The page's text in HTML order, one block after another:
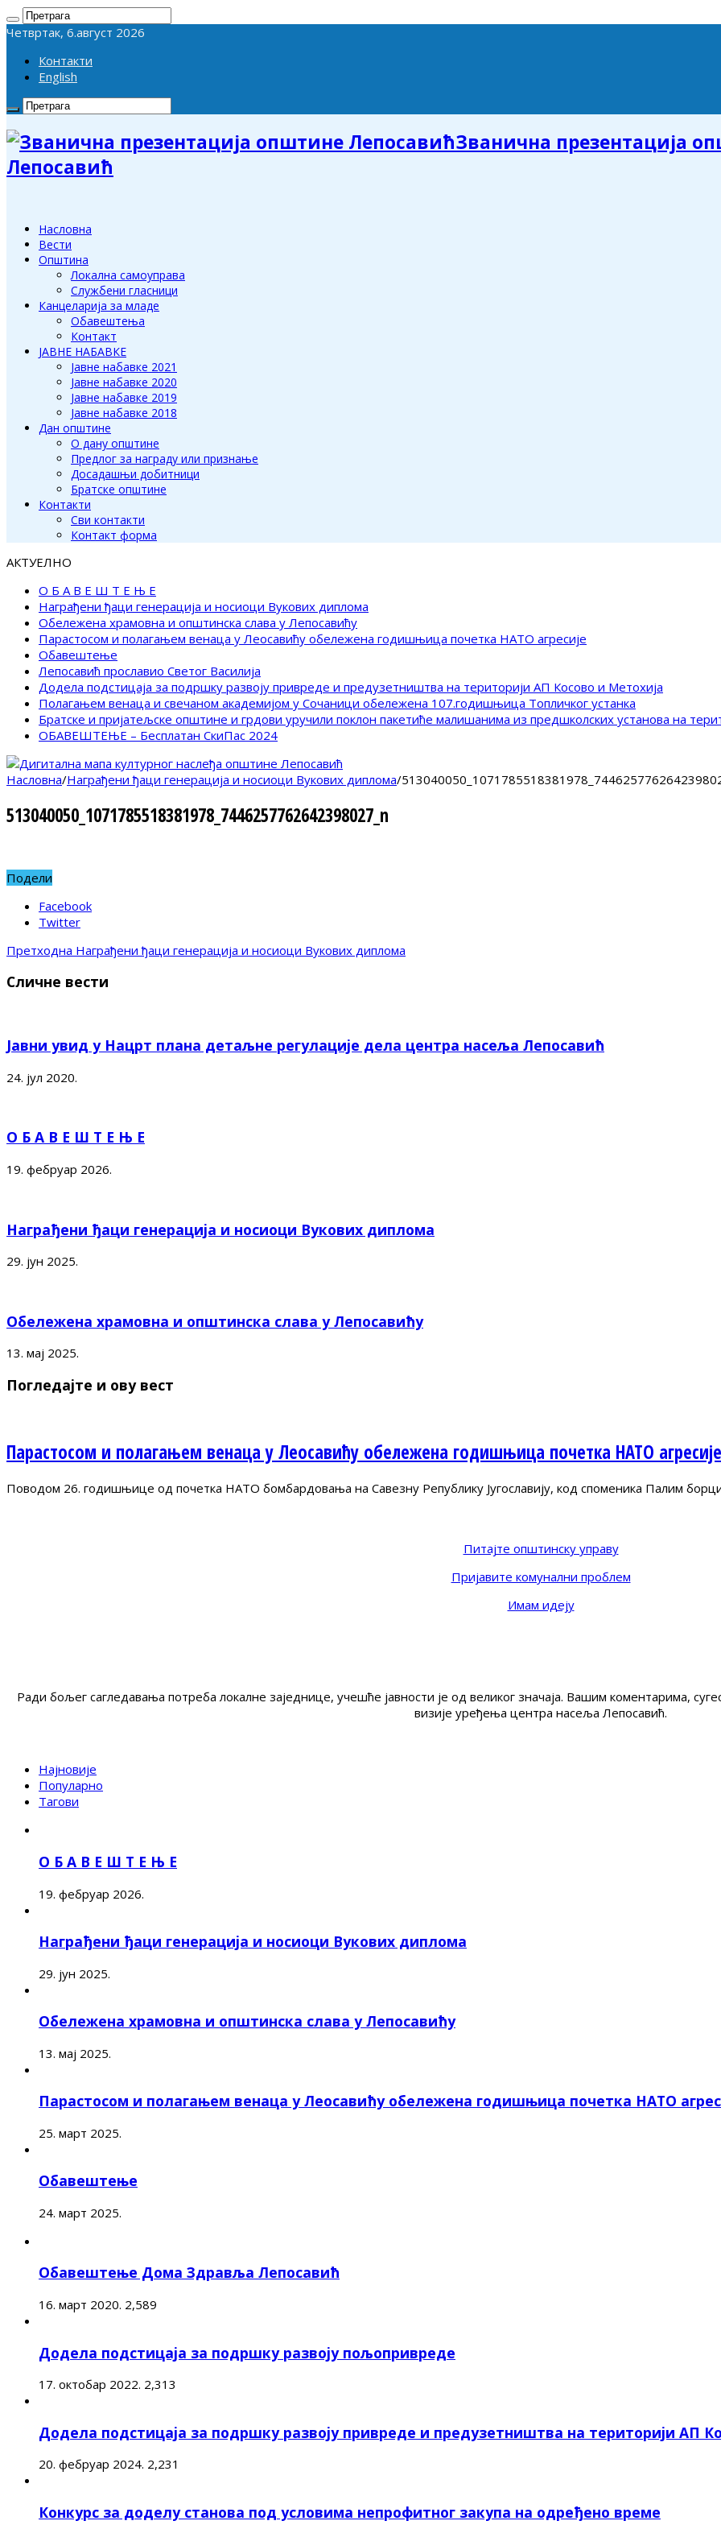
Четвртак, 6.август 2026
Контакти
English
Званична презентација
Лепосавић
Насловна
Вести
Општина
Локална самоуправа
Службени гласници
Канцеларија за младе
Обавештења
Контакт
ЈАВНЕ НАБАВКЕ
Јавне набавке 2021
Јавне набавке 2020
Јавне набавке 2019
Јавне набавке 2018
Дан општине
О дану општине
Предлог за награду или признање
Досадашњи добитници
Братске општине
Контакти
Сви контакти
Контакт форма
АКТУЕЛНО
О Б А В Е Ш Т Е Њ Е
Награђени ђаци генерација и носиоци Вукових диплома
Обележена храмовна и општинска слава у Лепосавићу
Парастосом и полагањем венаца у Леосавићу обележена годишњица почетка НАТО агресије
Обавештење
Лепосавић прославио Светог Василија
Додела подстицаја за подршку развоју привреде и предузетништва на територији АП Косово и Метохија
Полагањем венаца и свечаном академијом у Сочаници обележена 107.годишњица Топличког устанка
Братске и пријатељске општине и грдови уручили поклон пакетиће малишанима из предшколских установа на
ОБАВЕШТЕЊЕ – Бесплатан СкиПас 2024
Насловна/Награђени ђаци генерација и носиоци Вукових диплома/
513040050_1071785518381978_7446257762642398027_n
Подели
Facebook
Twitter
Претходна Награђени ђаци генерација и носиоци Вукових диплома
Сличне вести
Јавни увид у Нацрт плана детаљне регулације дела центра насеља Лепосавић
24. јул 2020.
О Б А В Е Ш Т Е Њ Е
19. фебруар 2026.
Награђени ђаци генерација и носиоци Вукових диплома
29. јун 2025.
Обележена храмовна и општинска слава у Лепосавићу
13. мај 2025.
Погледајте и ову вест
Парастосом и полагањем венаца у Леосавићу обележена годишњица почетка НАТО агресије
Поводом 26. годишњице од почетка НАТО бомбардовања на Савезну Републику Југославију, код споменика Палим
Питајте општинску управу
Пријавите комунални проблем
Имам идеју
Ради бољег сагледавања потреба локалне заједнице, учешће јавности је од великог значаја. Вашим коментарима,
визије уређења центра насеља Лепосавић.
Најновије
Популарно
Тагови
О Б А В Е Ш Т Е Њ Е
19. фебруар 2026.
Награђени ђаци генерација и носиоци Вукових диплома
29. јун 2025.
Обележена храмовна и општинска слава у Лепосавићу
13. мај 2025.
Парастосом и полагањем венаца у Леосавићу обележена годишњица почетка НАТО
25. март 2025.
Обавештење
24. март 2025.
Обавештење Дома Здравља Лепосавић
16. март 2020. 2,589
Додела подстицаја за подршку развоју пољопривреде
17. октобар 2022. 2,313
Додела подстицаја за подршку развоју привреде и предузетништва на територији АП
20. фебруар 2024. 2,231
Конкурс за доделу станова под условима непрофитног закупа на одређено време